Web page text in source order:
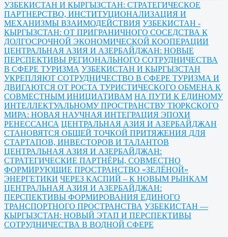
УЗБЕКИСТАН И КЫРГЫЗСТАН: СТРАТЕГИЧЕСКОЕ
ПАРТНЕРСТВО, ИНСТИТУЦИОНАЛИЗАЦИЯ И
МЕХАНИЗМЫ ВЗАИМОДЕЙСТВИЯ УЗБЕКИСТАН -
КЫРГЫЗСТАН: ОТ ПРИГРАНИЧНОГО СОСЕДСТВА К
ДОЛГОСРОЧНОЙ ЭКОНОМИЧЕСКОЙ КООПЕРАЦИИ
ЦЕНТРАЛЬНАЯ АЗИЯ И АЗЕРБАЙДЖАН: НОВЫЕ
ПЕРСПЕКТИВЫ РЕГИОНАЛЬНОГО СОТРУДНИЧЕСТВА
В СФЕРЕ ТУРИЗМА УЗБЕКИСТАН И КЫРГЫЗСТАН
УКРЕПЛЯЮТ СОТРУДНИЧЕСТВО В СФЕРЕ ТУРИЗМА И
ДВИГАЮТСЯ ОТ РОСТА ТУРИСТИЧЕСКОГО ОБМЕНА К
СОВМЕСТНЫМ ИНИЦИАТИВАМ НА ПУТИ К ЕДИНОМУ
ИНТЕЛЛЕКТУАЛЬНОМУ ПРОСТРАНСТВУ ТЮРКСКОГО
МИРА: НОВАЯ НАУЧНАЯ ИНТЕГРАЦИЯ ЭПОХИ
РЕНЕССАНСА ЦЕНТРАЛЬНАЯ АЗИЯ И АЗЕРБАЙДЖАН
СТАНОВЯТСЯ ОБЩЕЙ ТОЧКОЙ ПРИТЯЖЕНИЯ ДЛЯ
СТАРТАПОВ, ИНВЕСТОРОВ И ТАЛАНТОВ
ЦЕНТРАЛЬНАЯ АЗИЯ И АЗЕРБАЙДЖАН:
СТРАТЕГИЧЕСКИЕ ПАРТНЁРЫ, СОВМЕСТНО
ФОРМИРУЮЩИЕ ПРОСТРАНСТВО «ЗЕЛЁНОЙ»
ЭНЕРГЕТИКИ ЧЕРЕЗ КАСПИЙ – К НОВЫМ РЫНКАМ
ЦЕНТРАЛЬНАЯ АЗИЯ И АЗЕРБАЙДЖАН:
ПЕРСПЕКТИВЫ ФОРМИРОВАНИЯ ЕДИНОГО
ТРАНСПОРТНОГО ПРОСТРАНСТВА УЗБЕКИСТАН —
КЫРГЫЗСТАН: НОВЫЙ ЭТАП И ПЕРСПЕКТИВЫ
СОТРУДНИЧЕСТВА В ВОДНОЙ СФЕРЕ